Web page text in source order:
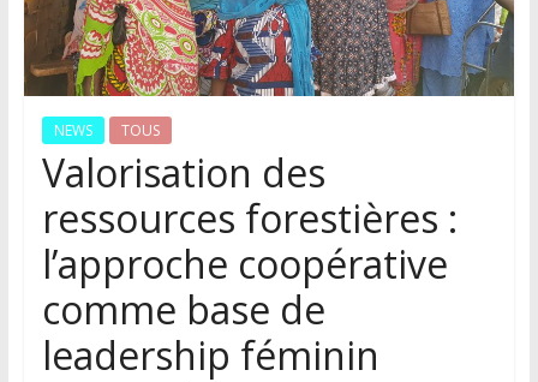
NEWS TOUS
Valorisation des
ressources forestières :
l’approche coopérative
comme base de
leadership féminin